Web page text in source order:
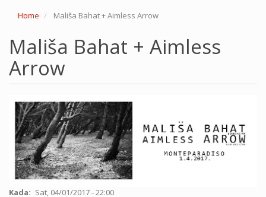
Home Mališa Bahat + Aimless Arrow
Mališa Bahat + Aimless
Arrow
Kada
Sat, 04/01/2017 - 22:00